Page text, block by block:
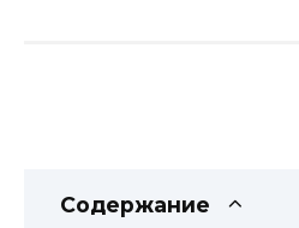
Содержание